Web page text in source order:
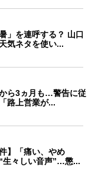
」を連呼する？ 山口
気ネタを使い...
ら3ヵ月も…警告に従
路上営業が...
】「痛い、やめ
々しい音声”…懲...